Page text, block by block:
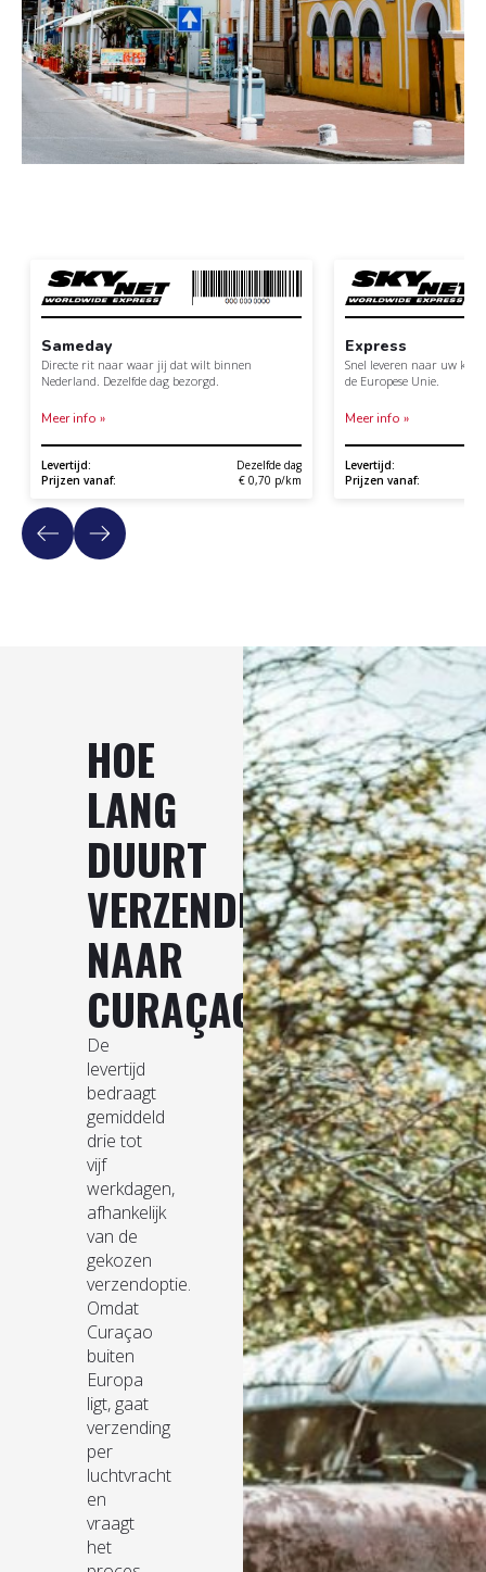
Sameday
Directe rit naar waar jij dat wilt binnen
Nederland. Dezelfde dag bezorgd.
Meer info »
Levertijd:
Dezelfde dag
Prijzen vanaf:
€ 0,70 p/km
Express
Snel leveren naar uw
de Europese Unie.
Meer info »
Levertijd:
Prijzen vanaf:
HOE
LANG
DUURT
VERZENDING
NAAR
CURAÇAO?
De
levertijd
bedraagt
gemiddeld
drie tot
vijf
werkdagen,
afhankelijk
van de
gekozen
verzendoptie.
Omdat
Curaçao
buiten
Europa
ligt, gaat
verzending
per
luchtvracht
en
vraagt
het